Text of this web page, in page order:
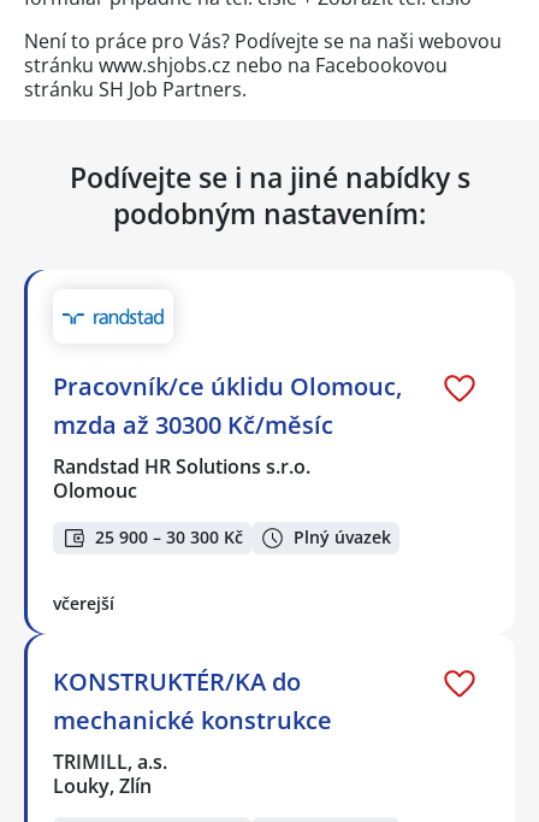
Není to práce pro Vás? Podívejte se na naši webovou
stránku www.shjobs.cz nebo na Facebookovou
stránku SH Job Partners.
Podívejte se i na jiné nabídky s
podobným nastavením:
Pracovník/ce úklidu Olomouc,
mzda až 30300 Kč/měsíc
Randstad HR Solutions s.r.o.
Olomouc
25 900 – 30 300 Kč Plný úvazek
včerejší
KONSTRUKTÉR/KA do
mechanické konstrukce
TRIMILL, a.s.
Louky, Zlín